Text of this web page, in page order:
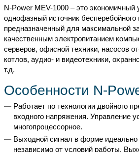
N-Power MEV-1000 – это
однофазный источник бесперебойного
предназначенный для максимальной
качественным электропитанием
серверов, офисной техники, насосов
котлов, аудио- и видеотехники,
т.д.
Особенности N-
Работает по технологии двойного
входного напряжения. Управление
многопроцессорное.
Выходной сигнал в форме
независимо от условий работы.